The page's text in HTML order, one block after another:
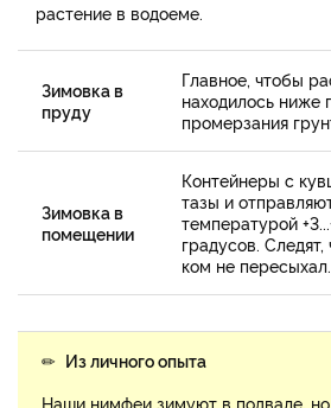
растение в водоеме.
Зимовка в
пруду
Главное, чтобы
находилось ниже
промерзания
Зимовка в
помещении
Контейнеры с
тазы и
температурой
градусов.
ком не пересыхал.
✏ Из личного опыта
Наши нимфеи зимуют в подвале,